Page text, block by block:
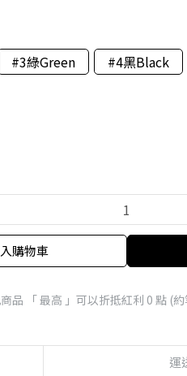
#3綠Green #4黑Black
購物車
品 「 最高 」可以折抵紅利 0 點 (
運